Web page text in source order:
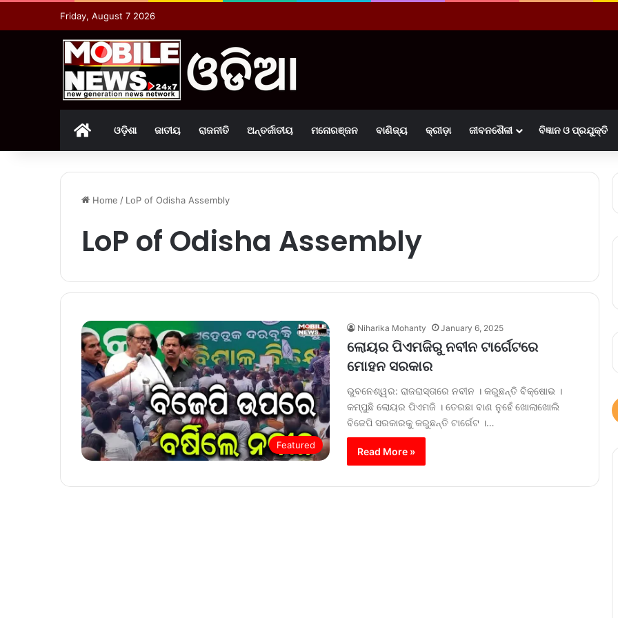
Friday, August 7 2026
Homeଓଡ଼ିଶା ଜାତୀୟ ରାଜନୀତି ଅନ୍ତର୍ଜାତୀୟ ମନୋରଞ୍ଜନ ବାଣିଜ୍ୟ କ୍ରୀଡ଼ା ଜୀବନଶୈଳୀ ବିଜ୍ଞାନ ଓ ପ୍ରଯୁକ୍ତି
Home / LoP of Odisha Assembly
LoP of Odisha Assembly
Featured
Niharika Mohanty January 6, 2025
ଲୋୟର ପିଏମଜିରୁ ନବୀନ ଟାର୍ଗେଟରେ
ମୋହନ ସରକାର
ଭୁବନେଶ୍ୱର: ରାଜରାସ୍ତାରେ ନବୀନ । କରୁଛନ୍ତି ବିକ୍ଷୋଭ ।
କମ୍ପୁଛି ଲୋୟର ପିଏମଜି । ତେରଛା ବାଣ ନୁହେଁ ଖୋଲାଖୋଲି
ବିଜେପି ସରକାରକୁ କରୁଛନ୍ତି ଟାର୍ଗେଟ ।…
Read More »